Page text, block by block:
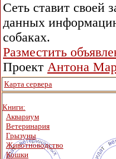
Сеть ставит своей
данных
собаках.
Разместить
Проект Антона
Карта сервера
Книги:
Аквариум
Ветеринария
Грызуны
Животноводство
Кошки